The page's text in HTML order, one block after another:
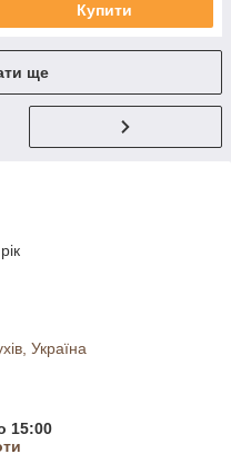
Купити
ще
Україна
15:00